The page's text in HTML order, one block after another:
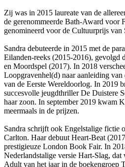
Zij was in 2015 laureate van de
de gerenommeerde Bath-Award voor
genomineerd voor de Cultuurprijs van
Sandra debuteerde in 2015 met de
Eilanden-reeks (2015-2016), gevolgd
en Moordspel (2017). In 2018
Loopgravenhel(d) naar aanleiding
van de Eerste Wereldoorlog. In 2019
succesvolle jeugdthriller De Duistere
haar zoon. In september 2019 kwam
meermaals in de prijzen.
Sandra schrijft ook Engelstalige fictie
Carlton. Haar debuut Heart-Beat
prestigieuze London Book Fair. In
Nederlandstalige versie Hart-Slag,
Adult van het jaar in de boekengroep